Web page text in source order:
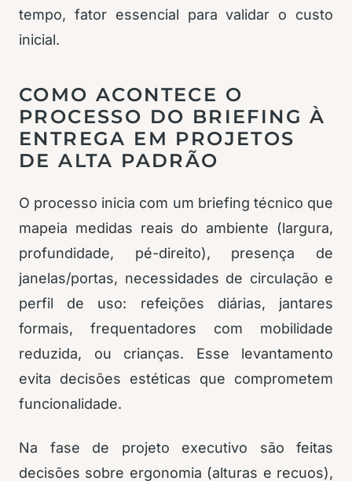
tempo, fator essencial para validar o custo
inicial.
COMO ACONTECE O
PROCESSO DO BRIEFING À
ENTREGA EM PROJETOS
DE ALTA PADRÃO
O processo inicia com um briefing técnico que
mapeia medidas reais do ambiente (largura,
profundidade, pé-direito), presença de
janelas/portas, necessidades de circulação e
perfil de uso: refeições diárias, jantares
formais, frequentadores com mobilidade
reduzida, ou crianças. Esse levantamento
evita decisões estéticas que comprometem
funcionalidade.
Na fase de projeto executivo são feitas
decisões sobre ergonomia (alturas e recuos),